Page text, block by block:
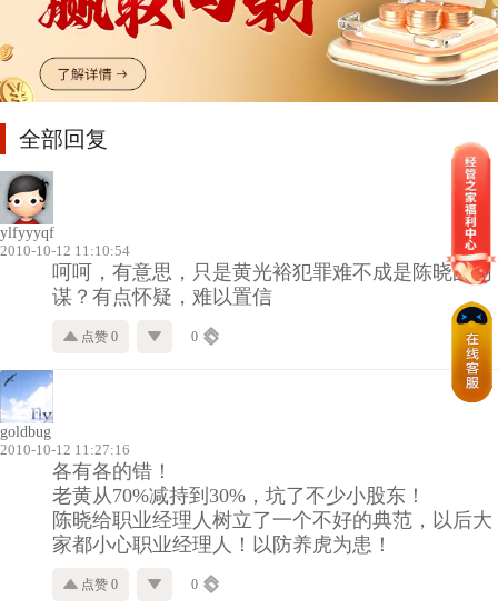
全部回复
ylfyyyqf
2010-10-12 11:10:54
呵呵，有意思，只是黄光裕犯罪难不成是陈晓的阴
谋？有点怀疑，难以置信
点赞 0 0
goldbug
2010-10-12 11:27:16
各有各的错！
老黄从70%减持到30%，坑了不少小股东！
陈晓给职业经理人树立了一个不好的典范，以后大
家都小心职业经理人！以防养虎为患！
点赞 0 0